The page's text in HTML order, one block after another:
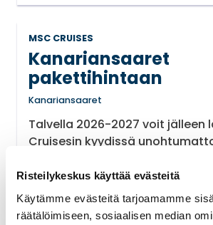
Risteilykeskus käyttää evästeitä
Käytämme evästeitä tarjoamamme
räätälöimiseen, sosiaalisen median
MSC CRUISES
Kanariansaaret
pakettihintaan
Kanariansaaret
Talvella 2026-2027 voit jälleen
Cruisesin kyydissä
Pariskunnat Risteilypaketti